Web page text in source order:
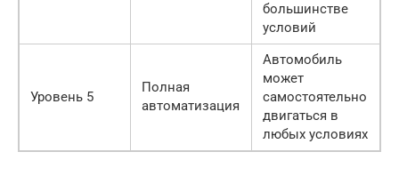
большинстве
условий
Уровень 5
Полная
автоматизация
Автомобиль
может
самостоятельно
двигаться в
любых условиях